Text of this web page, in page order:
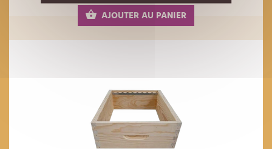
AJOUTER AU PANIER